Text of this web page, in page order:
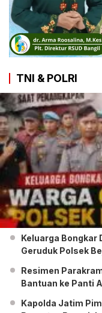
TNI & POLRI
Keluarga Bongkar
Geruduk Polsek
Resimen
Bantuan ke Panti
Kapolda Jatim